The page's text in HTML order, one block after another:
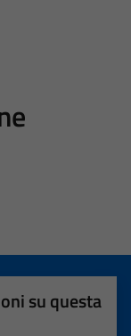
su questa